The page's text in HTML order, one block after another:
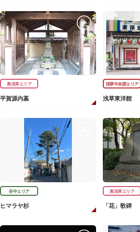
奥浅草エリア
平賀源内墓
浅草中央部エリア
浅草東洋館
谷中エリア
ヒマラヤ杉
奥浅草エリア
「花」歌碑